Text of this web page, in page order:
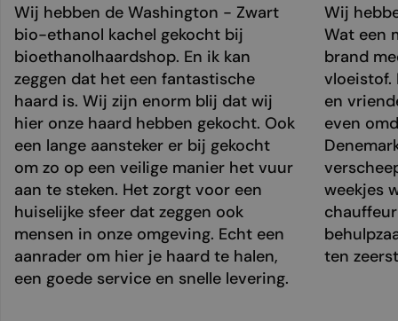
Wij hebben de Washington - Zwart
bio-ethanol kachel gekocht bij
bioethanolhaardshop. En ik kan
zeggen dat het een fantastische
haard is. Wij zijn enorm blij dat wij
hier onze haard hebben gekocht. Ook
een lange aansteker er bij gekocht
om zo op een veilige manier het vuur
aan te steken. Het zorgt voor een
huiselijke sfeer dat zeggen ook
mensen in onze omgeving. Echt een
aanrader om hier je haard te halen,
een goede service en snelle levering.
Wij
Wat een
brand
vloeistof.
en
even
weekjes
ten